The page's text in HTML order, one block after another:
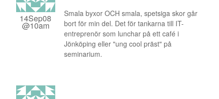
14Sep08
@10am
Smala byxor OCH smala, spetsiga skor går
bort för min del. Det för tankarna till IT-
entreprenör som lunchar på ett café i
Jönköping eller "ung cool präst" på
seminarium.